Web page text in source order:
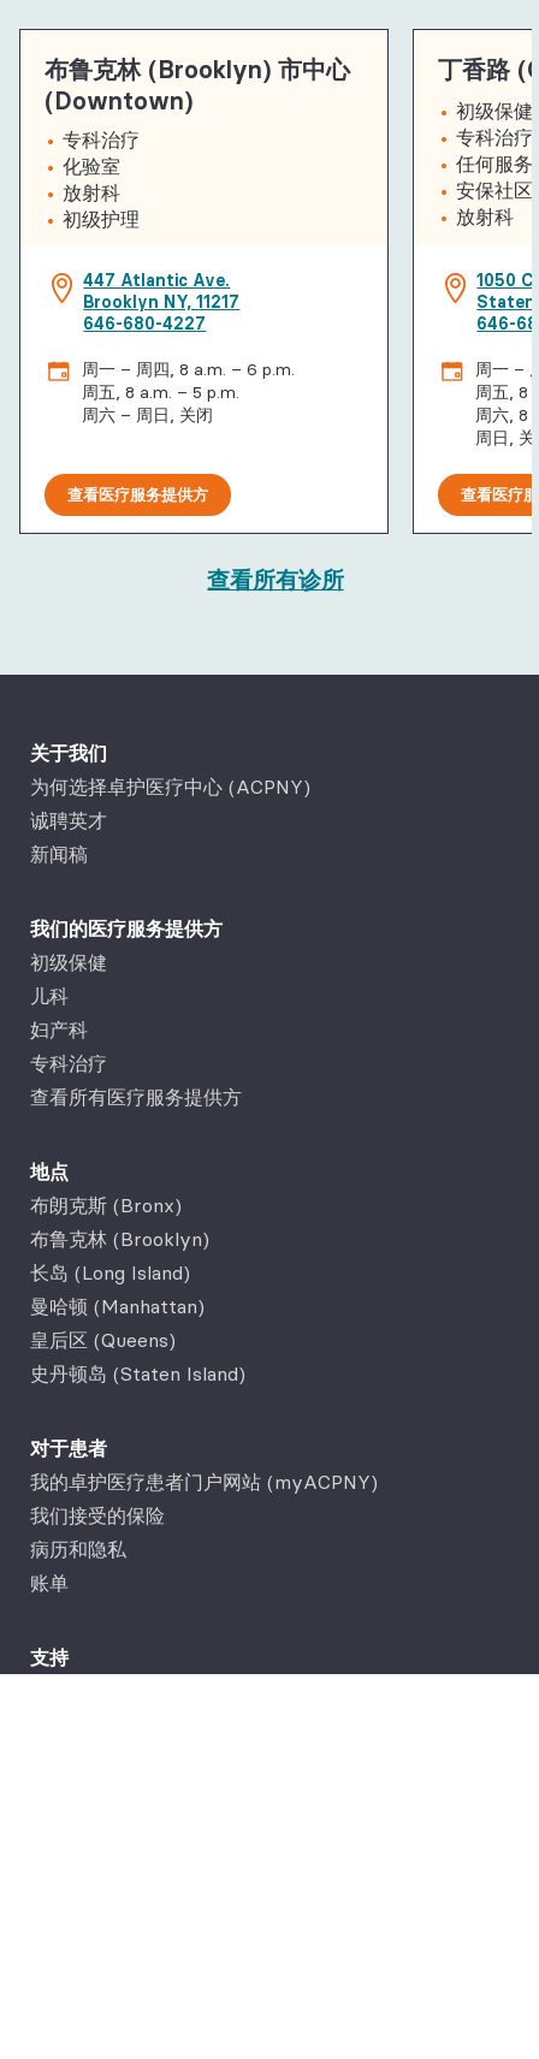
布鲁克林 (Brooklyn) 市中心
(Downtown)
专科治疗
化验室
放射科
初级护理
447 Atlantic Ave.
Brooklyn NY, 11217
646-680-4227
周一 – 周四, 8 a.m. – 6 p.m.
周五, 8 a.m. – 5 p.m.
周六 – 周日, 关闭
查看医疗服务提供方
丁香路
初级保健
专科治疗
任何服务
安保社区
放射科
1050
Staten
646-
周一 –
周五, 8
周六, 8
周日, 关
查看医疗
查看所有诊所
关于我们
为何选择卓护医疗中心 (ACPNY)
诚聘英才
新闻稿
我们的医疗服务提供方
初级保健
儿科
妇产科
专科治疗
查看所有医疗服务提供方
地点
布朗克斯 (Bronx)
布鲁克林 (Brooklyn)
长岛 (Long Island)
曼哈顿 (Manhattan)
皇后区 (Queens)
史丹顿岛 (Staten Island)
对于患者
我的卓护医疗患者门户网站 (myACPNY)
我们接受的保险
病历和隐私
账单
支持